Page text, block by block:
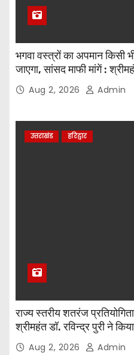
भगवा वस्त्रों का अपमान किसी
जाएगा, सांसद माफी मांगें :
Aug 2, 2026 Admin
उत्तराखंड हरिद्वार
राज्य स्तरीय शतरंज
श्रीमहंत डॉ. रविन्द्र पुरी ने
Aug 2, 2026 Admin